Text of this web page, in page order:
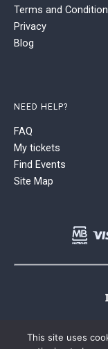
Terms and
Privacy
Blog
NEED HELP?
FAQ
My tickets
Find Events
Site Map
This site uses